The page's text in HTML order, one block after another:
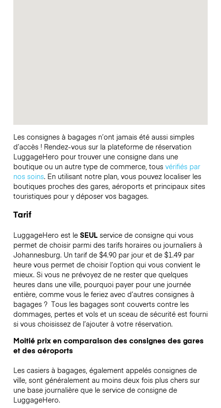
Les consignes à bagages n’ont jamais été aussi simples
d’accès ! Rendez-vous sur la plateforme de réservation
LuggageHero pour trouver une consigne dans une
boutique ou un autre type de commerce, tous vérifiés par
nos soins. En utilisant notre plan, vous pouvez localiser les
boutiques proches des gares, aéroports et principaux sites
touristiques pour y déposer vos bagages.
Tarif
LuggageHero est le SEULservice de consigne qui vous
permet de choisir parmi des tarifs horaires ou journaliers à
Johannesburg. Un tarif de $4.90 par jour et de $1.49 par
heure vous permet de choisir l’option qui vous convient le
mieux. Si vous ne prévoyez de ne rester que quelques
heures dans une ville, pourquoi payer pour une journée
entière, comme vous le feriez avec d’autres consignes à
bagages ? Tous les bagages sont couverts contre les
dommages, pertes et vols et un sceau de sécurité est fourni
si vous choisissez de l’ajouter à votre réservation.
Moitié prix en comparaison des consignes des gares
et des aéroports
Les casiers à bagages, également appelés consignes de
ville, sont généralement au moins deux fois plus chers sur
une base journalière que le service de consigne de
LuggageHero.